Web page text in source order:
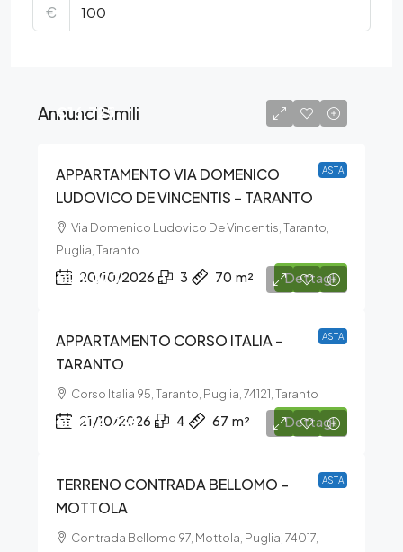
€
Annunci Simili
ASTA
€16.725
APPARTAMENTO VIA DOMENICO
LUDOVICO DE VINCENTIS – TARANTO
Via Domenico Ludovico De Vincentis, Taranto,
Puglia, Taranto
20/10/2026 3 70 m² Dettagli
ASTA
€26.070
APPARTAMENTO CORSO ITALIA –
TARANTO
Corso Italia 95, Taranto, Puglia, 74121, Taranto
21/10/2026 4 67 m² Dettagli
ASTA
€1.274.238
TERRENO CONTRADA BELLOMO –
MOTTOLA
Contrada Bellomo 97, Mottola, Puglia, 74017,